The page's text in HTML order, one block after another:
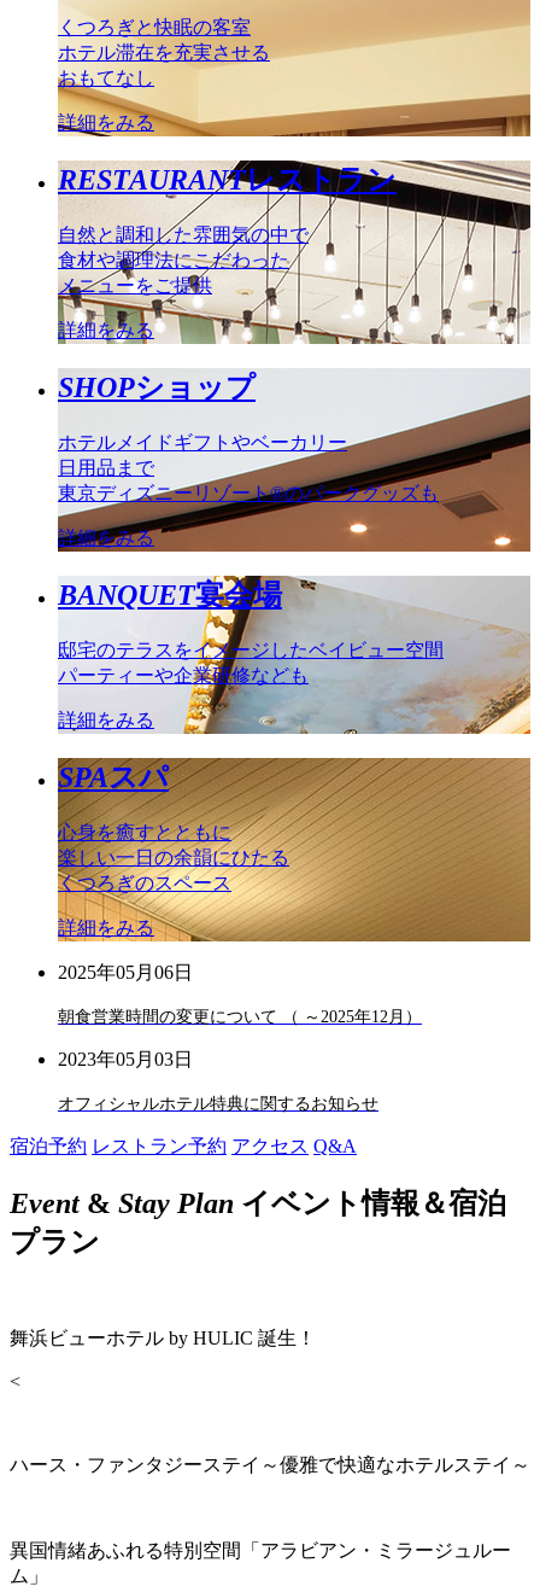
くつろぎと快眠の客室
ホテル滞在を充実させる
おもてなし
詳細をみる
RESTAURANTレストラン
自然と調和した雰囲気の中で
食材や調理法にこだわった
メニューをご提供
詳細をみる
SHOPショップ
ホテルメイドギフトやベーカリー
日用品まで
東京ディズニーリゾート®のパークグッズも
詳細をみる
BANQUET宴会場
邸宅のテラスをイメージしたベイビュー空間
パーティーや企業研修なども
詳細をみる
SPAスパ
心身を癒すとともに
楽しい一日の余韻にひたる
くつろぎのスペース
詳細をみる
2025年05月06日
朝食営業時間の変更について （ ～2025年12月）
2023年05月03日
オフィシャルホテル特典に関するお知らせ
宿泊予約 レストラン予約 アクセス Q&A
Event& Stay Plan イベント情報＆宿泊
プラン
舞浜ビューホテル by HULIC 誕生！
<
ハース・ファンタジーステイ～優雅で快適なホテルステイ～
異国情緒あふれる特別空間「アラビアン・ミラージュルー
ム」